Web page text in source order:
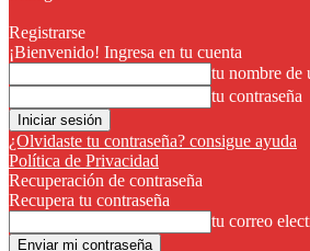
Registrarse
¡Bienvenido! Ingresa en tu cuenta
tu nombre de
tu contraseña
¿Olvidaste tu contraseña? consigue ayuda
Política de Privacidad
Recuperación de contraseña
Recupera tu contraseña
tu correo